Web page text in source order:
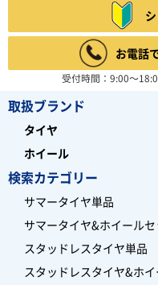
お電話
受付時間：9:00～
取扱ブランド
タイヤ
ホイール
検索カテゴリー
サマータイヤ単品
サマータイヤ&ホイールセ
スタッドレスタイヤ単品
スタッドレスタイヤ&ホ